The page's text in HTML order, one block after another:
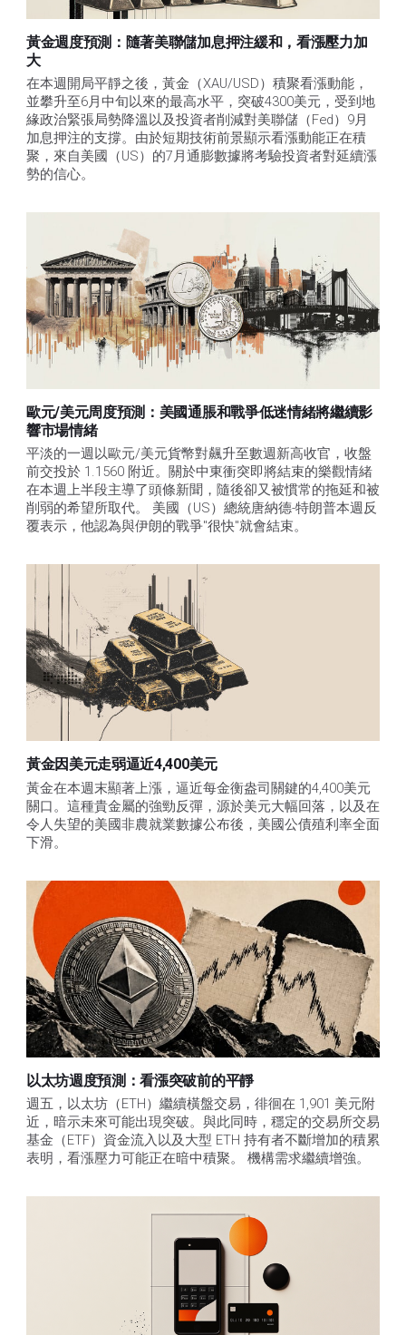
黃金週度預測：隨著美聯儲加息押注緩和，看漲壓力加
大
在本週開局平靜之後，黃金（XAU/USD）積聚看漲動能，
並攀升至6月中旬以來的最高水平，突破4300美元，受到地
緣政治緊張局勢降溫以及投資者削減對美聯儲（Fed）9月
加息押注的支撐。由於短期技術前景顯示看漲動能正在積
聚，來自美國（US）的7月通膨數據將考驗投資者對延續漲
勢的信心。
歐元/美元周度預測：美國通脹和戰爭低迷情緒將繼續影
響市場情緒
平淡的一週以歐元/美元貨幣對飆升至數週新高收官，收盤
前交投於 1.1560 附近。關於中東衝突即將結束的樂觀情緒
在本週上半段主導了頭條新聞，隨後卻又被慣常的拖延和被
削弱的希望所取代。 美國（US）總統唐納德-特朗普本週反
覆表示，他認為與伊朗的戰爭"很快"就會結束。
黃金因美元走弱逼近4,400美元
黃金在本週末顯著上漲，逼近每金衡盎司關鍵的4,400美元
關口。這種貴金屬的強勁反彈，源於美元大幅回落，以及在
令人失望的美國非農就業數據公布後，美國公債殖利率全面
下滑。
以太坊週度預測：看漲突破前的平靜
週五，以太坊（ETH）繼續橫盤交易，徘徊在 1,901 美元附
近，暗示未來可能出現突破。與此同時，穩定的交易所交易
基金（ETF）資金流入以及大型 ETH 持有者不斷增加的積累
表明，看漲壓力可能正在暗中積聚。 機構需求繼續增強。